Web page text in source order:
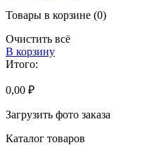
Товары в корзине (0)
Очистить всё
В корзину
Итого:
0,00 ₽
Загрузить фото заказа
Каталог товаров